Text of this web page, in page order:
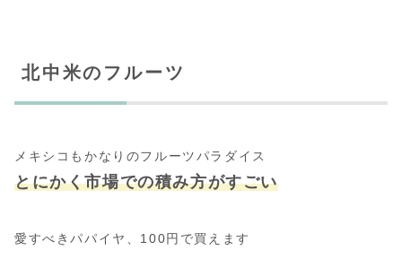
北中米のフルーツ
メキシコもかなりのフルーツパラダイス
とにかく市場での積み方がすごい
愛すべきパパイヤ、100円で買えます